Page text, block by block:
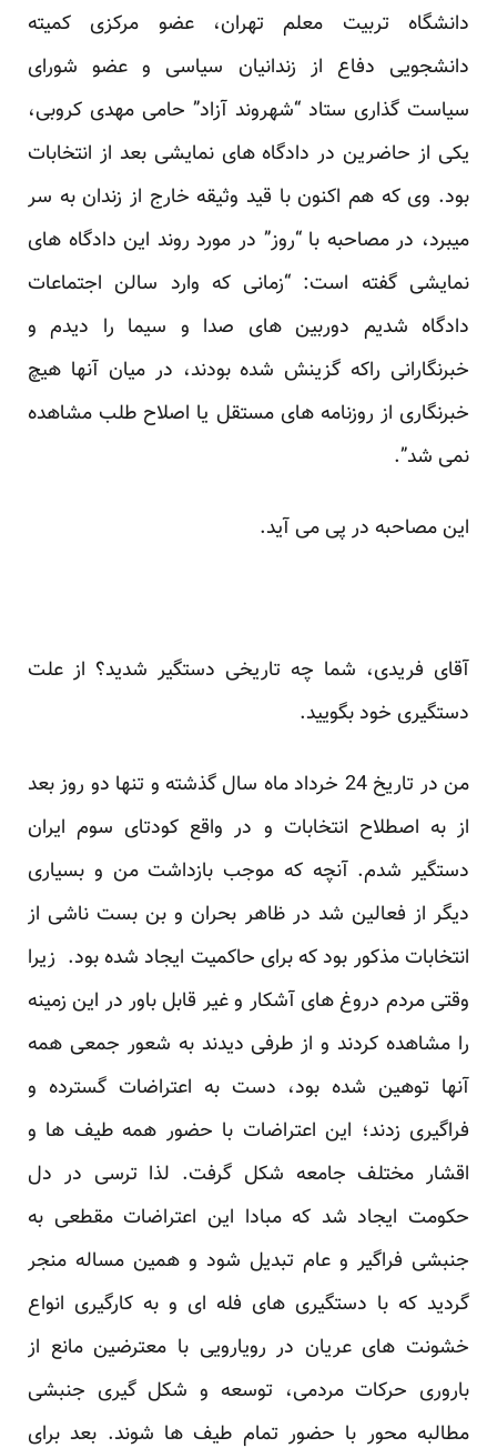
دانشگاه تربیت معلم تهران، عضو مرکزی کمیته
دانشجویی دفاع از زندانیان سیاسی و عضو شورای
سیاست گذاری ستاد “شهروند آزاد” حامی مهدی کروبی،
یکی از حاضرین در دادگاه های نمایشی بعد از انتخابات
بود. وی که هم اکنون با قید وثیقه خارج از زندان به سر
میبرد، در مصاحبه با “روز” در مورد روند این دادگاه های
نمایشی گفته است: “زمانی که وارد سالن اجتماعات
دادگاه شدیم دوربین های صدا و سیما را دیدم و
خبرنگارانی راکه گزینش شده بودند، در میان آنها هیچ
خبرنگاری از روزنامه های مستقل یا اصلاح طلب مشاهده
نمی شد”.
این مصاحبه در پی می آید.
آقای فریدی، شما چه تاریخی دستگیر شدید؟ از علت
دستگیری خود بگویید.
من در تاریخ 24 خرداد ماه سال گذشته و تنها دو روز بعد
از به اصطلاح انتخابات و در واقع کودتای سوم ایران
دستگیر شدم. آنچه که موجب بازداشت من و بسیاری
دیگر از فعالین شد در ظاهر بحران و بن بست ناشی از
انتخابات مذکور بود که برای حاکمیت ایجاد شده بود. زیرا
وقتی مردم دروغ های آشکار و غیر قابل باور در این زمینه
را مشاهده کردند و از طرفی دیدند به شعور جمعی همه
آنها توهین شده بود، دست به اعتراضات گسترده و
فراگیری زدند؛ این اعتراضات با حضور همه طیف ها و
اقشار مختلف جامعه شکل گرفت. لذا ترسی در دل
حکومت ایجاد شد که مبادا این اعتراضات مقطعی به
جنبشی فراگیر و عام تبدیل شود و همین مساله منجر
گردید که با دستگیری های فله ای و به کارگیری انواع
خشونت های عریان در رویارویی با معترضین مانع از
باروری حرکات مردمی، توسعه و شکل گیری جنبشی
مطالبه محور با حضور تمام طیف ها شوند. بعد برای